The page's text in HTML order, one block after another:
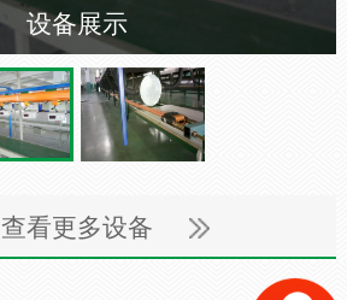
设备展示
查看更多设备